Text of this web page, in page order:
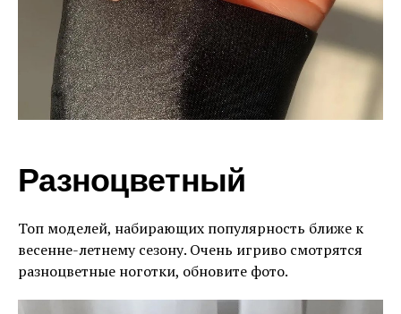
Разноцветный
Топ моделей, набирающих популярность ближе к
весенне-летнему сезону. Очень игриво смотрятся
разноцветные ноготки, обновите фото.